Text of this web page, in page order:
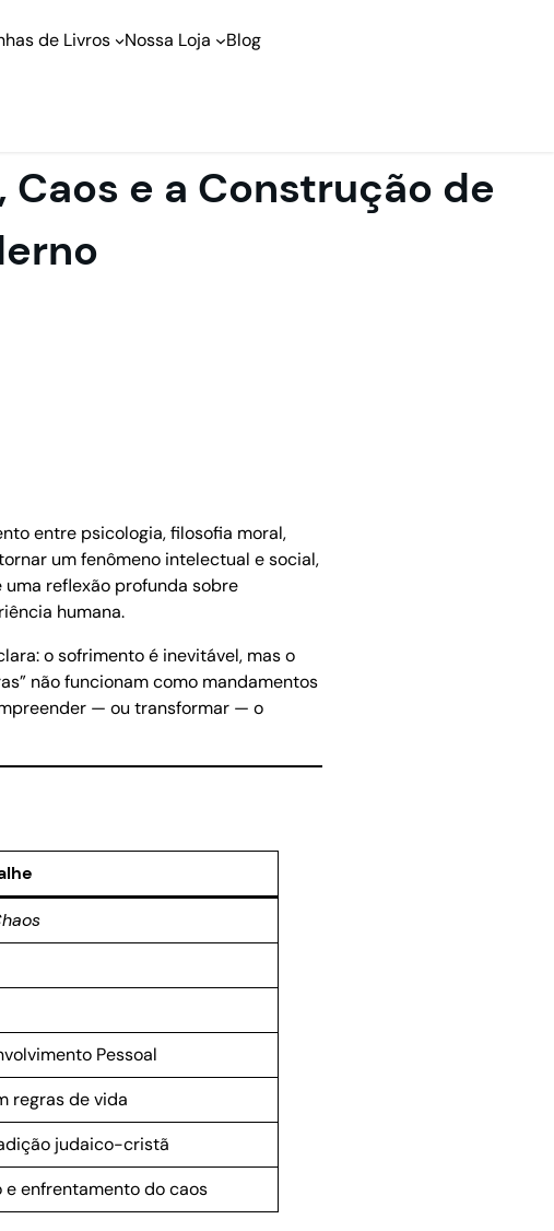
de Livros Nossa Loja Blog
Caos e a Construção de
entre psicologia, filosofia moral,
um fenômeno intelectual e social,
reflexão profunda sobre
humana.
o sofrimento é inevitável, mas o
não funcionam como mandamentos
— ou transformar — o
Pessoal
regras de vida
judaico-cristã
enfrentamento do caos